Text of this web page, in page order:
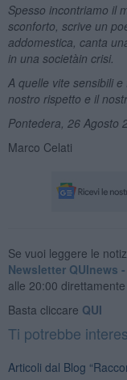
Spesso incontriamo il
sconforto, scrive un
addomestica, canta
in una societàin crisi.
A quelle vite sensibili
nostro rispetto e il
Pontedera, 26 Agosto
Marco Celati
Se vuoi leggere le
Newsletter QUInews
alle 20:00
Basta cliccare QUI
Ti potrebbe
Articoli dal Blog